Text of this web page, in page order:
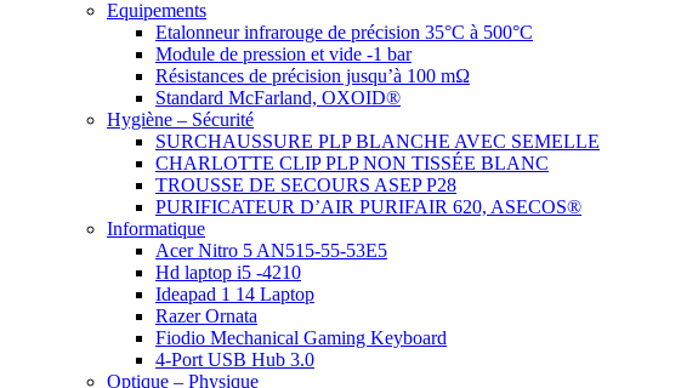
Equipements
Etalonneur infrarouge de précision 35°C à 500°C
Module de pression et vide -1 bar
Résistances de précision jusqu’à 100 mΩ
Standard McFarland, OXOID®
Hygiène – Sécurité
SURCHAUSSURE PLP BLANCHE AVEC SEMELLE
CHARLOTTE CLIP PLP NON TISSÉE BLANC
TROUSSE DE SECOURS ASEP P28
PURIFICATEUR D’AIR PURIFAIR 620, ASECOS®
Informatique
Acer Nitro 5 AN515-55-53E5
Hd laptop i5 -4210
Ideapad 1 14 Laptop
Razer Ornata
Fiodio Mechanical Gaming Keyboard
4-Port USB Hub 3.0
Optique – Physique